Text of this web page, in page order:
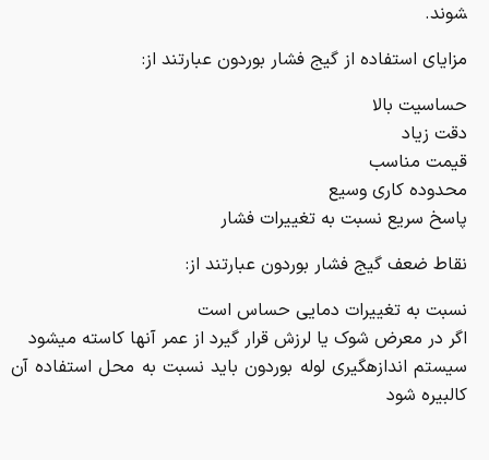
شوند.
مزایای استفاده از گیج فشار بوردون عبارتند از:
حساسیت بالا
دقت زیاد
قیمت مناسب
محدوده کاری وسیع
پاسخ سریع نسبت به تغییرات فشار
نقاط ضعف گیج فشار بوردون عبارتند از:
نسبت به تغییرات دمایی حساس است
اگر در معرض شوک یا لرزش قرار گیرد از عمر آنها کاسته می­شود
سیستم اندازه­گیری لوله بوردون باید نسبت به محل استفاده آن
کالبیره شود